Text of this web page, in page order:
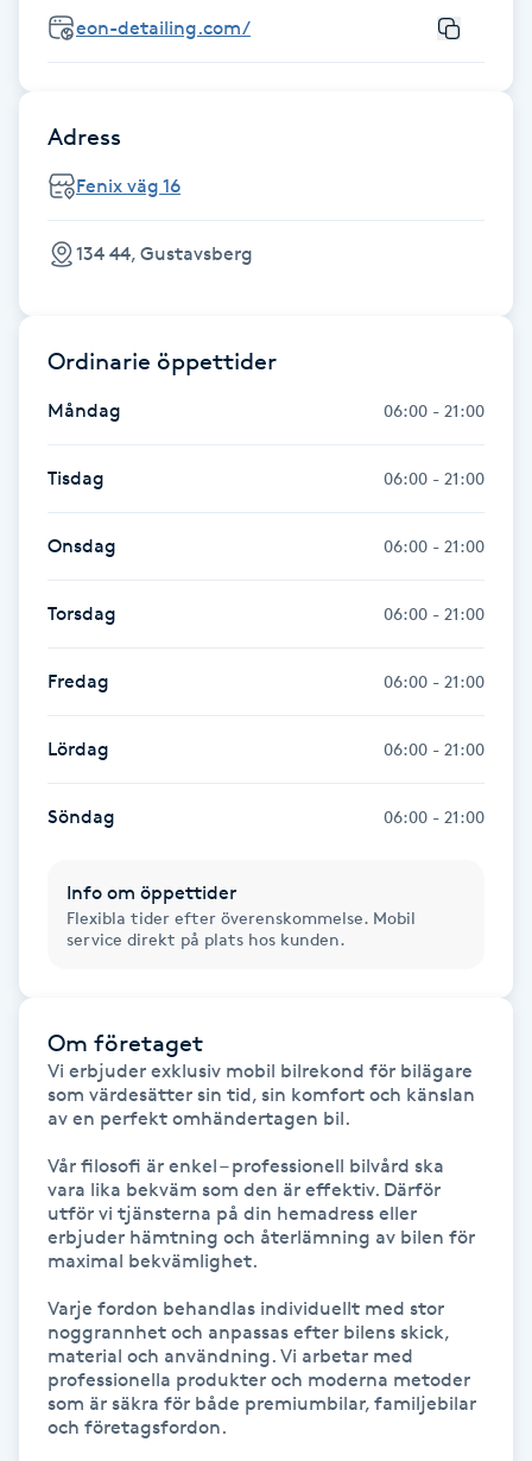
Fotsvamp
Fotvård
Fransborttagning
Fransförlängning
Fransförlängning Megavolym
Fransförlängning Volym
Fransk manikyr
Fransrengöring
Frekvensterapi
Friskvård
Friskvårdsmassage
Föning
Gel naglar
Gelenaglar
Gellack
Gellack med förstärkning
eon-detailing.com/
Adress
Fenix väg 16
134 44, Gustavsberg
Ordinarie öppettider
Måndag 06:00 - 21:00
Tisdag 06:00 - 21:00
Onsdag 06:00 - 21:00
Torsdag 06:00 - 21:00
Fredag 06:00 - 21:00
Lördag 06:00 - 21:00
Söndag 06:00 - 21:00
Info om öppettider
Flexibla tider efter överenskommelse. Mobil
service direkt på plats hos kunden.
Om företaget
Vi erbjuder exklusiv mobil bilrekond för bilägare
som värdesätter sin tid, sin komfort och känslan
av en perfekt omhändertagen bil.
Vår filosofi är enkel – professionell bilvård ska
vara lika bekväm som den är effektiv. Därför
utför vi tjänsterna på din hemadress eller
erbjuder hämtning och återlämning av bilen för
maximal bekvämlighet.
Varje fordon behandlas individuellt med stor
noggrannhet och anpassas efter bilens skick,
material och användning. Vi arbetar med
professionella produkter och moderna metoder
som är säkra för både premiumbilar, familjebilar
och företagsfordon.